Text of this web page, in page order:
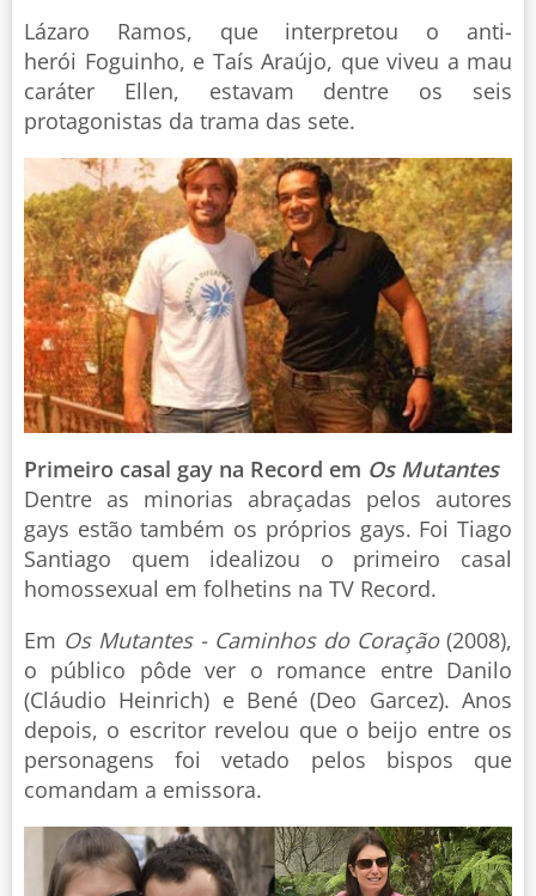
Lázaro Ramos, que interpretou o anti-
herói Foguinho, e Taís Araújo, que viveu a mau
caráter Ellen, estavam dentre os seis
protagonistas da trama das sete.
Primeiro casal gay na Record em Os Mutantes
Dentre as minorias abraçadas pelos autores
gays estão também os próprios gays. Foi Tiago
Santiago quem idealizou o primeiro casal
homossexual em folhetins na TV Record.
Em Os Mutantes - Caminhos do Coração(2008),
o público pôde ver o romance entre Danilo
(Cláudio Heinrich) e Bené (Deo Garcez). Anos
depois, o escritor revelou que o beijo entre os
personagens foi vetado pelos bispos que
comandam a emissora.